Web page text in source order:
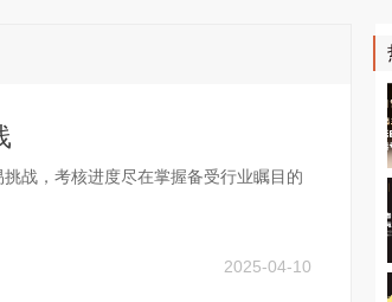
战，考核进度尽在掌握备受行业瞩目的
2025-04-10